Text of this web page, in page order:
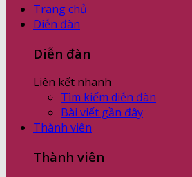
Trang chủ
Diễn đàn
Diễn đàn
Liên kết nhanh
Tìm kiếm diễn đàn
Bài viết gần đây
Thành viên
Thành viên